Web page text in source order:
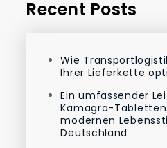
Recent Posts
Wie
Ihrer Lieferkette
Ein umfassender
Kamagra-
modernen
Deutschland